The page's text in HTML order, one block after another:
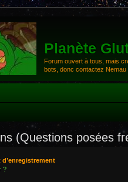
Planète
Forum ouvert à tous, mais
bots, donc contactez
(Questions posées
?